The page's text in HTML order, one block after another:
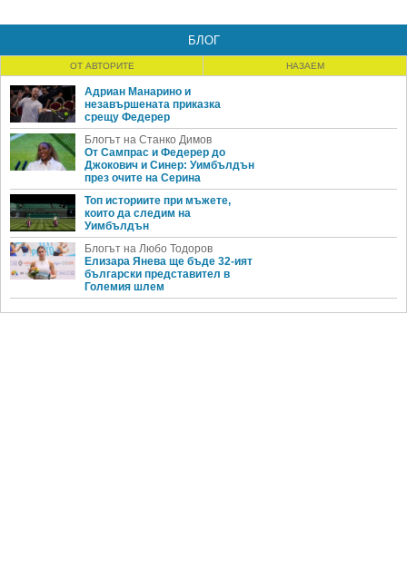
БЛОГ
ОТ АВТОРИТЕ НАЗАЕМ
Адриан Манарино и
незавършената приказка
срещу Федерер
Блогът на Станко Димов
От Сампрас и Федерер до
Джокович и Синер: Уимбълдън
през очите на Серина
Топ историите при мъжете,
които да следим на
Уимбълдън
Блогът на Любо Тодоров
Елизара Янева ще бъде 32-ият
български представител в
Големия шлем